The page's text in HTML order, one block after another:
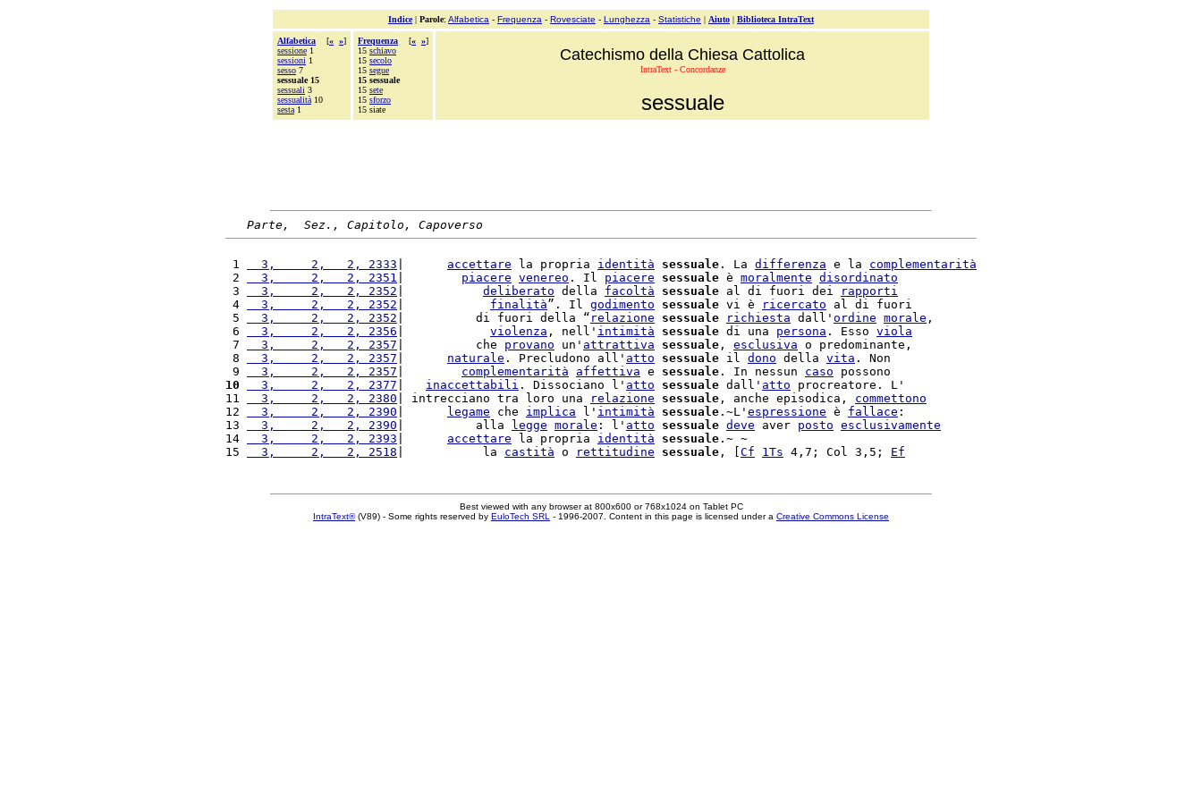
Indice| Parole: Alfabetica - Frequenza - Rovesciate - Lunghezza - Statistiche | Aiuto | Biblioteca IntraText
Alfabetica [« »]
sessione 1
sessioni 1
sesso 7
sessuale 15
sessuali 3
sessualità 10
sesta 1
Frequenza [« »]
15 schiavo
15 secolo
15 segue
15 sessuale
15 sete
15 sforzo
15 siate
Catechismo della Chiesa Cattolica
IntraText - Concordanze
sessuale
Parte,  Sez., Capitolo, Capoverso
1
  3,     2,   2, 2333
accettare la propria identità sessuale . La differenza e la complementarità
2
  3,     2,   2, 2351
piacere venereo . Il piacere sessuale è moralmente disordinato
3
  3,     2,   2, 2352
deliberato della facoltà sessuale al di fuori dei
rapporti
4
  3,     2,   2, 2352
finalità”. Il godimento sessuale vi è ricercato al di fuori
5
  3,     2,   2, 2352
|          di fuori della “ relazione sessuale richiesta dall' ordine morale ,
6
  3,     2,   2, 2356
violenza , nell' intimità sessuale di una persona . Esso viola
7
  3,     2,   2, 2357
|          che provano un' attrattiva sessuale , esclusiva o predominante,
8
  3,     2,   2, 2357
naturale . Precludono all' atto sessuale il dono della vita . Non
9
  3,     2,   2, 2357
complementarità affettiva e sessuale . In nessun caso
10
  3,     2,   2, 2377
inaccettabili . Dissociano l' atto sessuale dall' atto procreatore. L'
11
  3,     2,   2, 2380
| intrecciano tra loro una relazione sessuale , anche episodica, commettono
12
  3,     2,   2, 2390
legame che implica l' intimità sessuale .~L' espressione è fallace :
13
  3,     2,   2, 2390
|          alla legge morale : l' atto sessuale deve aver posto esclusivamente
14
  3,     2,   2, 2393
accettare la propria identità sessuale .~ ~
15
  3,     2,   2, 2518
|           la castità o rettitudine sessuale , [ Cf 1Ts 4,7; Col 3,5; Ef
Best viewed with any browser at 800x600 or 768x1024 on Tablet PC
IntraText®(V89) - Some rights reserved by EuloTech SRL - 1996-2007. Content in this page is licensed under a Creative Commons License